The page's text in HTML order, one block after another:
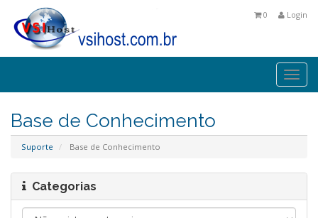
Login
0
Base de Conhecimento
Suporte Base de Conhecimento
Categorias